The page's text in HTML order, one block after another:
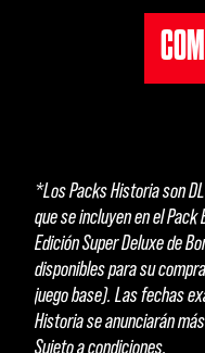
*Los Packs Historia son
que se incluyen en el
Edición Super Deluxe de
disponibles para su
juego base). Las fechas
Historia se anunciarán
Sujeto a condiciones.